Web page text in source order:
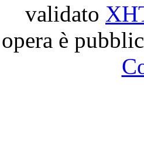
validato
è